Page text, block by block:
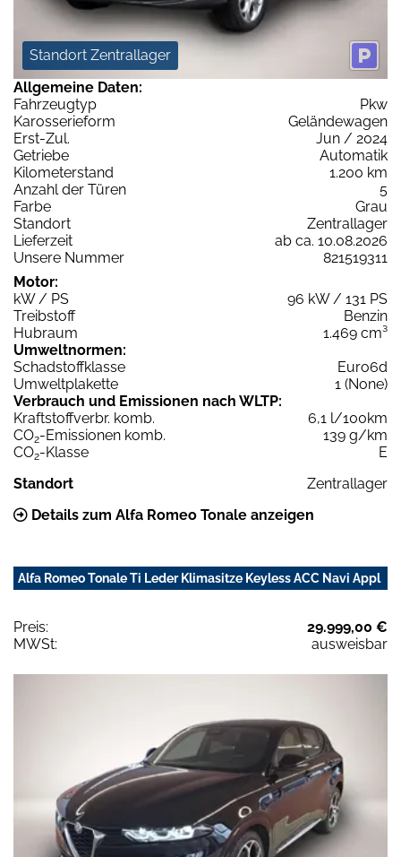
Standort Zentrallager
Allgemeine Daten:
Fahrzeugtyp
Pkw
Karosserieform
Geländewagen
Erst-Zul.
Jun / 2024
Getriebe
Automatik
Kilometerstand
1.200 km
Anzahl der Türen
5
Farbe
Grau
Standort
Zentrallager
Lieferzeit
ab ca. 10.08.2026
Unsere Nummer
821519311
Motor:
kW / PS
96 kW / 131 PS
Treibstoff
Benzin
Hubraum
1.469 cm³
Umweltnormen:
Schadstoffklasse
Euro6d
Umweltplakette
1 (None)
Verbrauch und Emissionen nach WLTP:
Kraftstoffverbr. komb.
6,1 l/100km
CO2-Emissionen komb.
139 g/km
CO2-Klasse
E
Standort
Zentrallager
Details zum Alfa Romeo Tonale anzeigen
Alfa Romeo Tonale Ti Leder Klimasitze Keyless ACC Navi Appl
Preis:
29.999,00 €
MWSt:
ausweisbar